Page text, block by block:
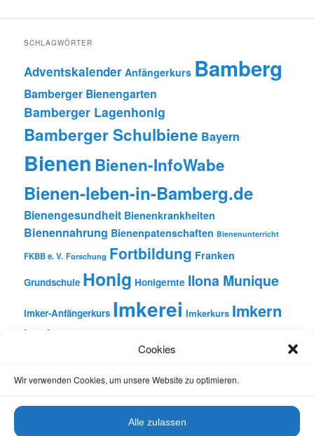
Cookies
Wir verwenden Cookies, um unsere Website zu optimieren.
Alle zulassen
SCHLAGWÖRTER
Adventskalender Anfängerkurs Bamberg
Bamberger Bienengarten
Bamberger Lagenhonig
Bamberger Schulbiene Bayern
Bienen Bienen-InfoWabe
Bienen-leben-in-Bamberg.de
Bienengesundheit Bienenkrankheiten
Bienennahrung Bienenpatenschaften Bienenunterricht
FKBB e. V. Forschung Fortbildung Franken
Grundschule Honig Honigernte Ilona Munique
Imker-Anfängerkurs Imkerei Imkerkurs Imkern
Insekten
Natur Oberfranken
Unterricht
Vortrag Wachs